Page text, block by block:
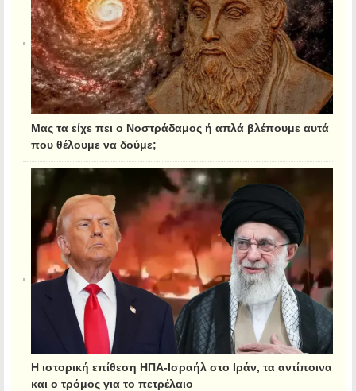
Μας τα είχε πει ο Νοστράδαμος ή απλά βλέπουμε αυτά
που θέλουμε να δούμε;
Η ιστορική επίθεση ΗΠΑ-Ισραήλ στο Ιράν, τα αντίποινα
και ο τρόμος για το πετρέλαιο